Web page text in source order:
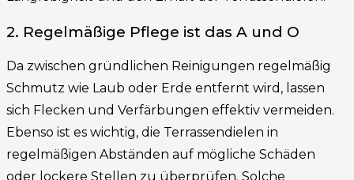
2. Regelmäßige Pflege ist das A und O
Da zwischen gründlichen Reinigungen regelmäßig
Schmutz wie Laub oder Erde entfernt wird, lassen
sich Flecken und Verfärbungen effektiv vermeiden.
Ebenso ist es wichtig, die Terrassendielen in
regelmäßigen Abständen auf mögliche Schäden
oder lockere Stellen zu überprüfen. Solche